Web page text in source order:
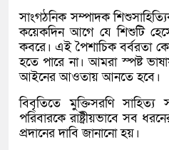
সাংগঠনিক সম্পাদক
কয়েকদিন আগে যে শিশুটি
কবরে। এই পৈশাচিক বর্বরতা
হতে পারে না। আমরা স্পষ্ট
আইনের আওতায় আনতে হবে।
বিবৃতিতে মুক্তিসরণি সাহিত্য
পরিবারকে রাষ্ট্রীয়ভাবে সব
প্রদানের দাবি জানানো হয়।